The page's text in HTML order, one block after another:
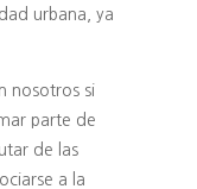
urbana, ya
nosotros si
parte de
de las
a la